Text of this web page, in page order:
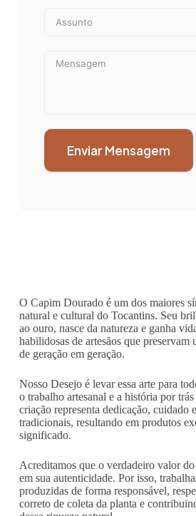
Enviar Mensagem
O Capim Dourado é um dos maiores
natural e cultural do Tocantins. Seu
ao ouro, nasce da natureza e ganha
habilidosas de artesãos que preservam
de geração em geração.
Nosso Desejo é levar essa arte para
o trabalho artesanal e a história por
criação representa dedicação, cuidado
tradicionais, resultando em produtos
significado.
Acreditamos que o verdadeiro valor
em sua autenticidade. Por isso,
produzidas de forma responsável,
correto de coleta da planta e